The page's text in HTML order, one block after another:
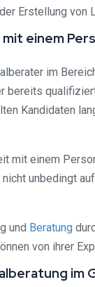
Erstellung von
einem
im
bereits
Kandidaten
mit einem
unbedingt
und Beratung
von ihrer
im